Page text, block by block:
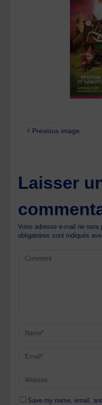
Previous image
Laisser
Votre adresse e-mail ne sera
obligatoires sont indiqués
Save my name, email,